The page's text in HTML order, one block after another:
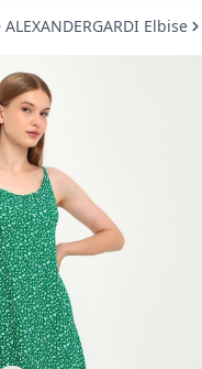
ALEXANDERGARDI Elbise